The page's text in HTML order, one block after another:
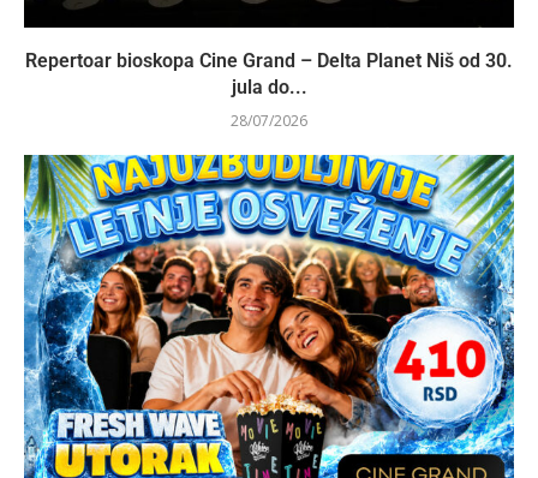
Repertoar bioskopa Cine Grand – Delta Planet Niš od 30.
jula do...
28/07/2026